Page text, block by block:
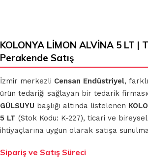
KOLONYA LİMON ALVİNA 5 LT |
Perakende Satış
İzmir merkezli Censan Endüstriyel,
ürün tedariği sağlayan bir tedarik
GÜLSUYU başlığı altında listelenen
5 LT (Stok Kodu: K-227), ticari ve
ihtiyaçlarına uygun olarak satışa
Sipariş ve Satış Süreci